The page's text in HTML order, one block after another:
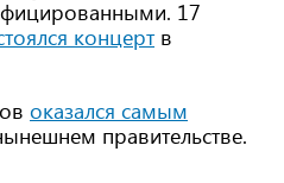
17
концертв
оказался самым
правительстве.